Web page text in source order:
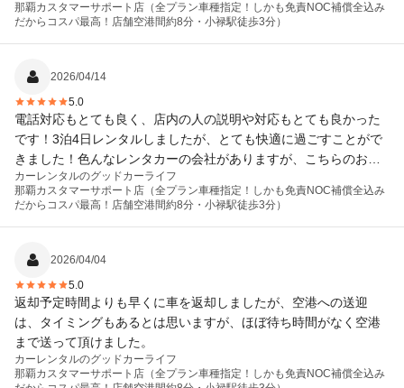
那覇カスタマーサポート店（全プラン車種指定！しかも免責NOC補償全込み
だからコスパ最高！店舗空港間約8分・小禄駅徒歩3分）
2026/04/14
5.0
電話対応もとても良く、店内の人の説明や対応もとても良かった
です！3泊4日レンタルしましたが、とても快適に過ごすことがで
きました！色んなレンタカーの会社がありますが、こちらのお店
がとてもお安く空港までの送迎付きで、対応もとても良かったの
で、もしまた沖縄旅行するときはぜひ利用したいと思っていま
カーレンタルのグッドカーライフ
那覇カスタマーサポート店（全プラン車種指定！しかも免責NOC補償全込み
だからコスパ最高！店舗空港間約8分・小禄駅徒歩3分）
2026/04/04
5.0
返却予定時間よりも早くに車を返却しましたが、空港への送迎
は、タイミングもあるとは思いますが、ほぼ待ち時間がなく空港
まで送って頂けました。
カーレンタルのグッドカーライフ
那覇カスタマーサポート店（全プラン車種指定！しかも免責NOC補償全込み